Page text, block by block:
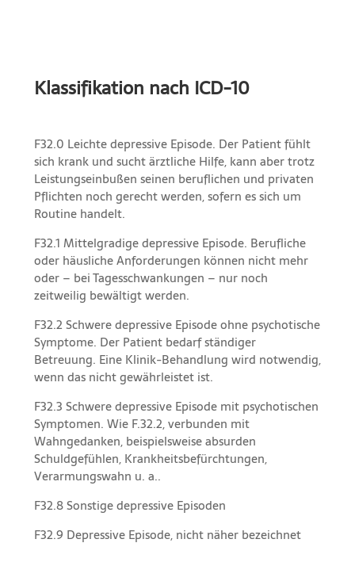
Klassifikation nach ICD-10
F32.0 Leichte depressive Episode. Der Patient fühlt
sich krank und sucht ärztliche Hilfe, kann aber trotz
Leistungseinbußen seinen beruflichen und privaten
Pflichten noch gerecht werden, sofern es sich um
Routine handelt.
F32.1 Mittelgradige depressive Episode. Berufliche
oder häusliche Anforderungen können nicht mehr
oder – bei Tagesschwankungen – nur noch
zeitweilig bewältigt werden.
F32.2 Schwere depressive Episode ohne psychotische
Symptome. Der Patient bedarf ständiger
Betreuung. Eine Klinik-Behandlung wird notwendig,
wenn das nicht gewährleistet ist.
F32.3 Schwere depressive Episode mit psychotischen
Symptomen. Wie F.32.2, verbunden mit
Wahngedanken, beispielsweise absurden
Schuldgefühlen, Krankheitsbefürchtungen,
Verarmungswahn u. a..
F32.8 Sonstige depressive Episoden
F32.9 Depressive Episode, nicht näher bezeichnet